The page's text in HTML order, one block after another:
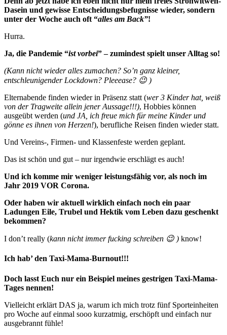
Dasein und gewisse Entscheidungsbefugnisse wieder, sondern
unter der Woche auch oft “alles am Back”!
Hurra.
Ja, die Pandemie “ist vorbei” – zumindest spielt unser Alltag so!
(Kann nicht wieder alles zumachen? So’n ganz kleiner,
entschleunigender Lockdown? Pleeease? 😉 )
Elternabende finden wieder in Präsenz statt (wer 3 Kinder hat, weiß
von der Tragweite allein jener Aussage!!!), Hobbies können
ausgeübt werden (und JA, ich freue mich für meine Kinder und
gönne es ihnen von Herzen!), berufliche Reisen finden wieder statt.
Und Vereins-, Firmen- und Klassenfeste werden geplant.
Das ist schön und gut – nur irgendwie erschlägt es auch!
Und ich komme mir weniger leistungsfähig vor, als noch im
Jahr 2019 VOR Corona.
Oder haben wir aktuell wirklich einfach noch ein paar
Ladungen Eile, Trubel und Hektik vom Leben dazu geschenkt
bekommen?
I don’t really (kann nicht immer fucking schreiben 😉 ) know!
Ich hab’ den Taxi-Mama-Burnout!!!
Doch lasst Euch nur ein Beispiel meines gestrigen Taxi-Mama-
Tages nennen!
Vielleicht erklärt DAS ja, warum ich mich trotz fünf Sporteinheiten
pro Woche auf einmal sooo kurzatmig, erschöpft und einfach nur
ausgebrannt fühle!